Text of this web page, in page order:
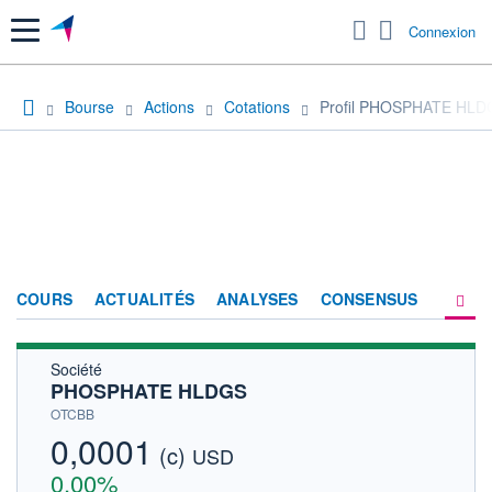
Menu Connexion
Bourse Actions Cotations Profil PHOSPHATE
COURS ACTUALITÉS ANALYSES CONSENSUS
Société
PHOSPHATE HLDGS
OTCBB
0,0001 (c) USD
0,00%